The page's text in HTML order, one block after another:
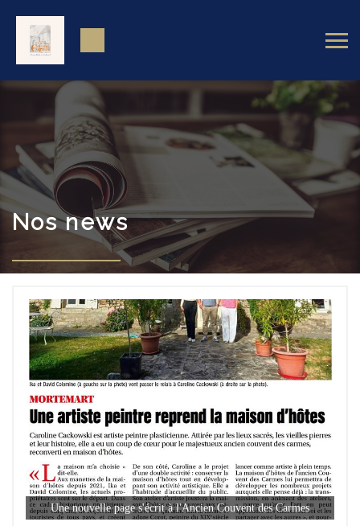
Nos news
Une nouvelle page s'écrit à l'Ancien Couvent des Carmes